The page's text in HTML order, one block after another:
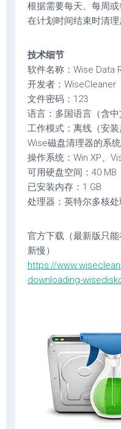
根据需要每天、每周
在计划时间结束时清
技术细节
软件名称：Wise Data
开发者：WiseCleaner
文件密码：123
语言：多国语言（含中
工作模式：离线（安装
Wise磁盘清理器的系
操作系统：Win XP、
可用硬盘空间：40 MB
已安装内存：1 GB
处理器：英特尔多核
官方下载（最新版只
新慢）
https://
downloading-